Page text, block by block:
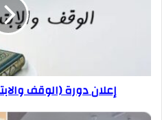
إعلان دورة (الوقف